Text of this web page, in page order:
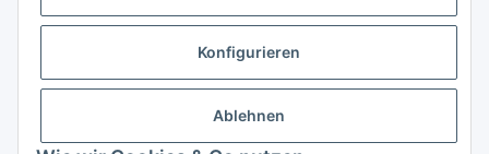
Konfigurieren
Ablehnen
Gesetzliche Informationen
Horns24 - Inh. Marcus Leidiger